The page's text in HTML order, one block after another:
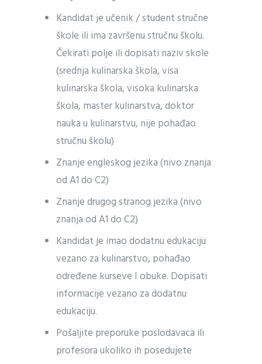
Kandidat je učenik / student stručne
škole ili ima završenu stručnu školu.
Čekirati polje ili dopisati naziv skole
(srednja kulinarska škola, visa
kulinarska škola, visoka kulinarska
škola, master kulinarstva, doktor
nauka u kulinarstvu, nije pohađao
stručnu školu)
Znanje engleskog jezika (nivo znanja
od A1 do C2)
Znanje drugog stranog jezika (nivo
znanja od A1 do C2)
Kandidat je imao dodatnu edukaciju
vezano za kulinarstvo, pohađao
određene kurseve I obuke. Dopisati
informacije vezano za dodatnu
edukaciju.
Pošaljite preporuke poslodavaca ili
profesora ukoliko ih posedujete